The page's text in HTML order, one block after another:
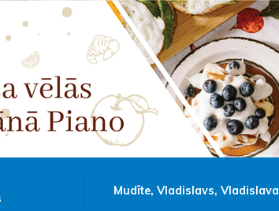
Mudīte, Vladislavs, Vladislava